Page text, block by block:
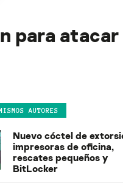
para atacar
AUTORES
Nuevo cóctel de
impresoras de oficina,
rescates pequeños y
BitLocker